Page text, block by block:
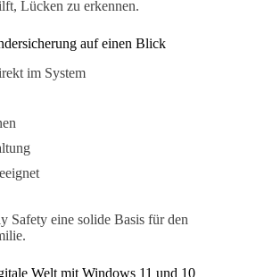
Lücken zu erkennen.
auf einen Blick
im System
Safety eine solide Basis für den
Welt mit Windows 11 und 10